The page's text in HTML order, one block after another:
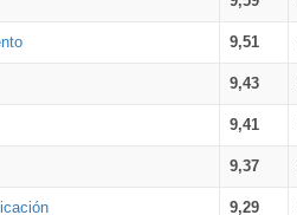
9,51
9,43
9,41
9,37
9,29